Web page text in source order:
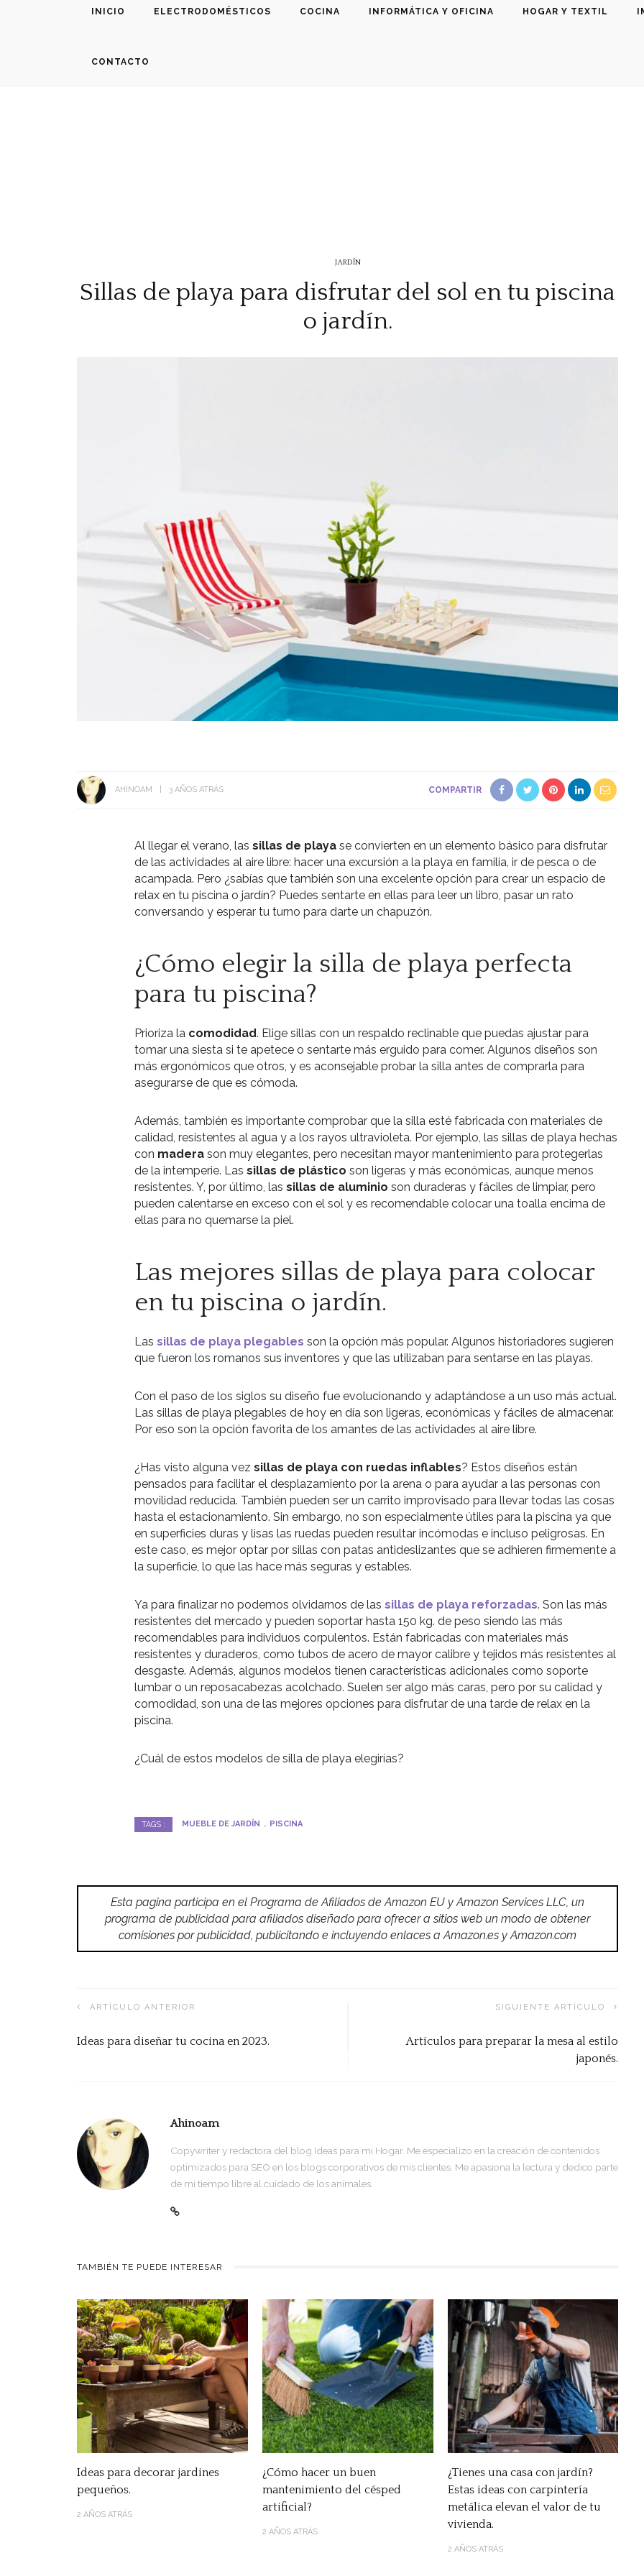
INICIO ELECTRODOMÉSTICOS COCINA INFORMÁTICA Y OFICINA HOGAR Y TEXTIL
CONTACTO
JARDÍN
Sillas de playa para disfrutar del sol en tu piscina
o jardín.
AHINOAM 3 AÑOS ATRÁS COMPARTIR
Al llegar el verano, las sillas de playa se convierten en un elemento básico para disfrutar
de las actividades al aire libre: hacer una excursión a la playa en familia, ir de pesca o de
acampada. Pero ¿sabías que también son una excelente opción para crear un espacio de
relax en tu piscina o jardín? Puedes sentarte en ellas para leer un libro, pasar un rato
conversando y esperar tu turno para darte un chapuzón.
¿Cómo elegir la silla de playa perfecta
para tu piscina?
Prioriza la comodidad. Elige sillas con un respaldo reclinable que puedas ajustar para
tomar una siesta si te apetece o sentarte más erguido para comer. Algunos diseños son
más ergonómicos que otros, y es aconsejable probar la silla antes de comprarla para
asegurarse de que es cómoda.
Además, también es importante comprobar que la silla esté fabricada con materiales de
calidad, resistentes al agua y a los rayos ultravioleta. Por ejemplo, las sillas de playa hechas
con madera son muy elegantes, pero necesitan mayor mantenimiento para protegerlas
de la intemperie. Las sillas de plástico son ligeras y más económicas, aunque menos
resistentes. Y, por último, las sillas de aluminio son duraderas y fáciles de limpiar, pero
pueden calentarse en exceso con el sol y es recomendable colocar una toalla encima de
ellas para no quemarse la piel.
Las mejores sillas de playa para colocar
en tu piscina o jardín.
Las sillas de playa plegables son la opción más popular. Algunos historiadores sugieren
que fueron los romanos sus inventores y que las utilizaban para sentarse en las playas.
Con el paso de los siglos su diseño fue evolucionando y adaptándose a un uso más actual.
Las sillas de playa plegables de hoy en día son ligeras, económicas y fáciles de almacenar.
Por eso son la opción favorita de los amantes de las actividades al aire libre.
¿Has visto alguna vez sillas de playa con ruedas inflables? Estos diseños están
pensados para facilitar el desplazamiento por la arena o para ayudar a las personas con
movilidad reducida. También pueden ser un carrito improvisado para llevar todas las cosas
hasta el estacionamiento. Sin embargo, no son especialmente útiles para la piscina ya que
en superficies duras y lisas las ruedas pueden resultar incómodas e incluso peligrosas. En
este caso, es mejor optar por sillas con patas antideslizantes que se adhieren firmemente a
la superficie, lo que las hace más seguras y estables.
Ya para finalizar no podemos olvidarnos de las sillas de playa reforzadas. Son las más
resistentes del mercado y pueden soportar hasta 150 kg. de peso siendo las más
recomendables para individuos corpulentos. Están fabricadas con materiales más
resistentes y duraderos, como tubos de acero de mayor calibre y tejidos más resistentes al
desgaste. Además, algunos modelos tienen características adicionales como soporte
lumbar o un reposacabezas acolchado. Suelen ser algo más caras, pero por su calidad y
comodidad, son una de las mejores opciones para disfrutar de una tarde de relax en la
piscina.
¿Cuál de estos modelos de silla de playa elegirías?
TAGS : MUEBLE DE JARDÍN PISCINA
Esta pagina participa en el Programa de Afiliados de Amazon EU y Amazon Services LLC, un
programa de publicidad para afiliados diseñado para ofrecer a sitios web un modo de obtener
comisiones por publicidad, publicitando e incluyendo enlaces a Amazon.es y Amazon.com
ARTÍCULO ANTERIOR
Ideas para diseñar tu cocina en 2023.
SIGUIENTE ARTÍCULO
Artículos para preparar la mesa al estilo
japonés.
Ahinoam
Copywriter y redactora del blog Ideas para mi Hogar. Me especializo en la creación de contenidos
optimizados para SEO en los blogs corporativos de mis clientes. Me apasiona la lectura y dedico parte
de mi tiempo libre al cuidado de los animales.
TAMBIÉN TE PUEDE INTERESAR
Ideas para decorar jardines
pequeños.
2 AÑOS ATRÁS
¿Cómo hacer un buen
mantenimiento del césped
artificial?
2 AÑOS ATRÁS
¿Tienes una casa con jardín?
Estas ideas con carpintería
metálica elevan el valor de tu
vivienda.
2 AÑOS ATRÁS